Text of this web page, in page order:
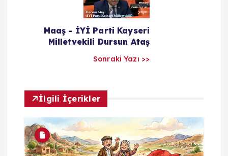
m
Maaş - İYİ Parti Kayseri
Milletvekili Dursun Ataş
Sonraki Yazı >>
İlgili İçerikler